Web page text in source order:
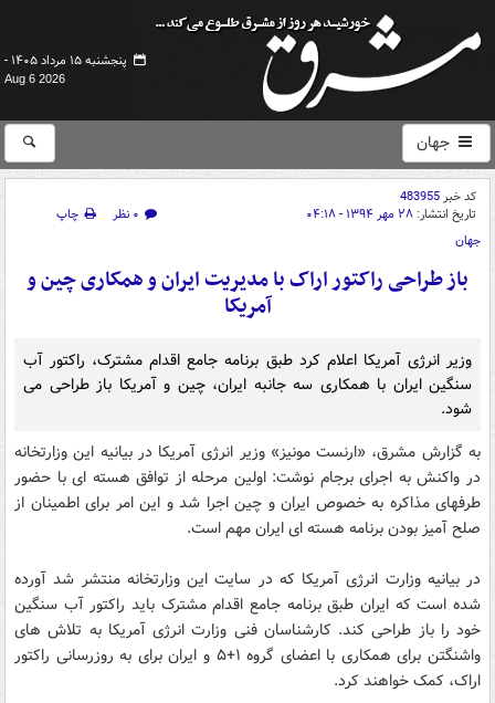
پنجشنبه ۱۵ مرداد ۱۴۰۵ -
Aug 6 2026
جهان
کد خبر483955
تاریخ انتشار: ۲۸ مهر ۱۳۹۴ - ۰۴:۱۸ ۰ نظر
چاپ
جهان
باز طراحی راکتور اراک با مدیریت ایران و همکاری چین و
آمریکا
وزیر انرژی آمریکا اعلام کرد طبق برنامه جامع اقدام مشترک، راکتور آب
سنگین ایران با همکاری سه جانبه ایران، چین و آمریکا باز طراحی می
شود.
به گزارش مشرق، «ارنست مونیز» وزیر انرژی آمریکا در بیانیه این وزارتخانه
در واکنش به اجرای برجام نوشت: اولین مرحله از توافق هسته ای با حضور
طرفهای مذاکره به خصوص ایران و چین اجرا شد و این امر برای اطمینان از
صلح آمیز بودن برنامه هسته ای ایران مهم است.
در بیانیه وزارت انرژی آمریکا که در سایت این وزارتخانه منتشر شد آورده
شده است که ایران طبق برنامه جامع اقدام مشترک باید راکتور آب سنگین
خود را باز طراحی کند. کارشناسان فنی وزارت انرژی آمریکا به تلاش ‌های
واشنگتن برای همکاری با اعضای گروه ۱+۵ و ایران برای به روزرسانی راکتور
اراک، کمک خواهند کرد.